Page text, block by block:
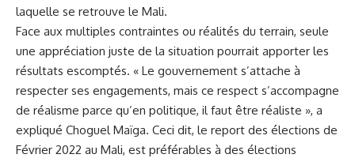
laquelle se retrouve le Mali.
Face aux multiples contraintes ou réalités du terrain, seule
une appréciation juste de la situation pourrait apporter les
résultats escomptés. « Le gouvernement s’attache à
respecter ses engagements, mais ce respect s’accompagne
de réalisme parce qu’en politique, il faut être réaliste », a
expliqué Choguel Maïga. Ceci dit, le report des élections de
Février 2022 au Mali, est préférables à des élections